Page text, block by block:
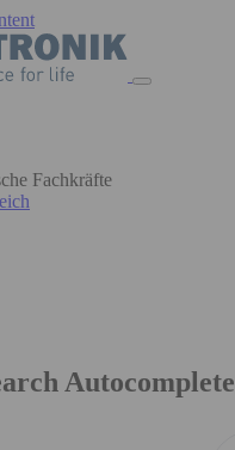
Fachkräfte
Autocomplete